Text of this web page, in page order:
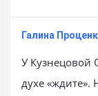
Галина
У Кузнецовой
духе